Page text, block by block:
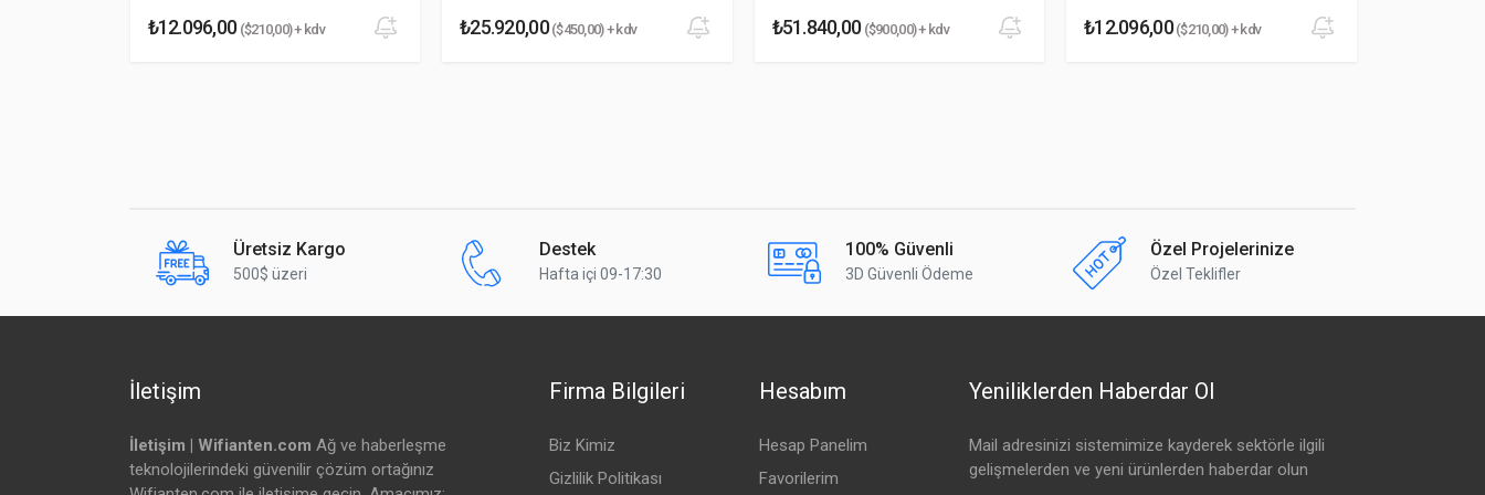
Soğutma Pasif
Cihaz wAP 60G AP
₺12.096,00($210,00) + kdv ₺25.920,00($450,00) + kdv ₺51.840,00($900,00) + kdv ₺12.096,00($210,00) + kdv
Üretsiz Kargo
500$ üzeri
Destek
Hafta içi 09-17:30
100% Güvenli
3D Güvenli Ödeme
Özel Projelerinize
Özel Teklifler
İletişim
İletişim | Wifianten.com Ağ ve haberleşme
teknolojilerindeki güvenilir çözüm ortağınız
Firma Bilgileri
Biz Kimiz
Gizlilik Politikası
Hesabım
Hesap Panelim
Favorilerim
Yeniliklerden Haberdar Ol
Mail adresinizi sistemimize kayderek sektörle ilgili
gelişmelerden ve yeni ürünlerden haberdar olun